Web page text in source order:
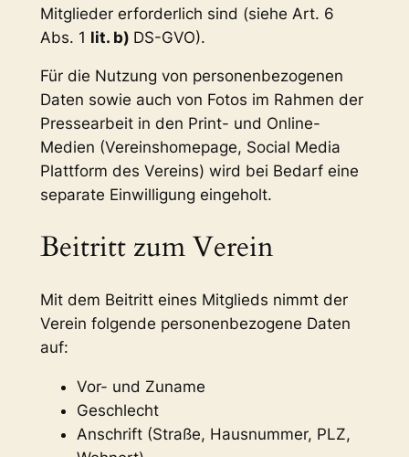
Mitglieder erforderlich sind (siehe Art. 6
Abs. 1 lit. b) DS-GVO).
Für die Nutzung von personenbezogenen
Daten sowie auch von Fotos im Rahmen der
Pressearbeit in den Print- und Online-
Medien (Vereinshomepage, Social Media
Plattform des Vereins) wird bei Bedarf eine
separate Einwilligung eingeholt.
Beitritt zum Verein
Mit dem Beitritt eines Mitglieds nimmt der
Verein folgende personenbezogene Daten
auf:
Vor- und Zuname
Geschlecht
Anschrift (Straße, Hausnummer, PLZ,